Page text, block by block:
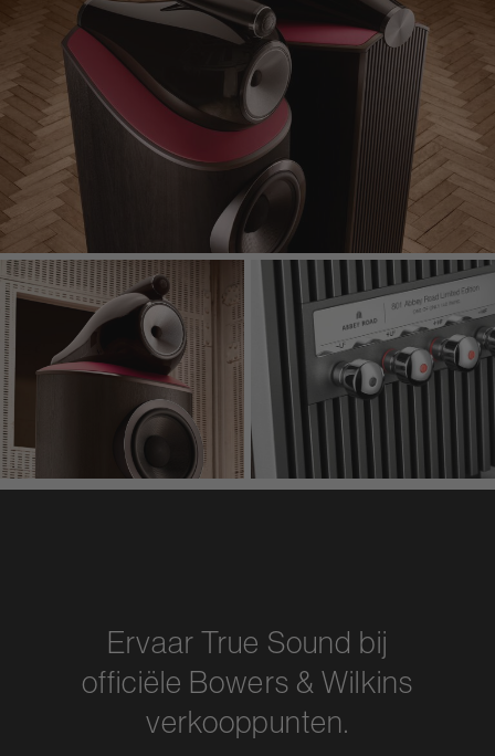
Ervaar True Sound bij
officiële Bowers & Wilkins
verkooppunten.